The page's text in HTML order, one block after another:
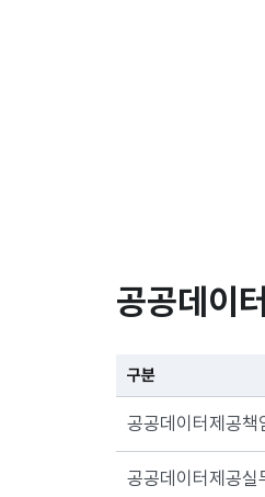
공공데이
구분
공공데이터제공책
공공데이터제공실